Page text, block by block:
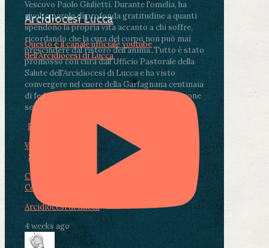
Vescovo Paolo Giulietti. Durante l'omelia, ha
rivolto parole di profonda gratitudine a quanti
spendono la propria vita accanto a chi soffre,
ricordando che la cura del corpo non può mai
prescindere dal ristoro dell'anima..Tutto è stato
promosso con cura dall'Ufficio Pastorale della
Salute dell'Arcidiocesi di Lucca e ha visto
convergere nel cuore della Garfagnana centinaia
di fedeli, operatori sanitari, volontari e persone
segnate dalla malattia.
Photo
View on Facebook
· Share
Condividi su Facebook
Condividi su LinkedIn
Arcidiocesi di Lucca
4 weeks ago
Arcidiocesi Lucca
Questo è il canale ufficiale youtube
dell'Arcidiocesi di Lucca